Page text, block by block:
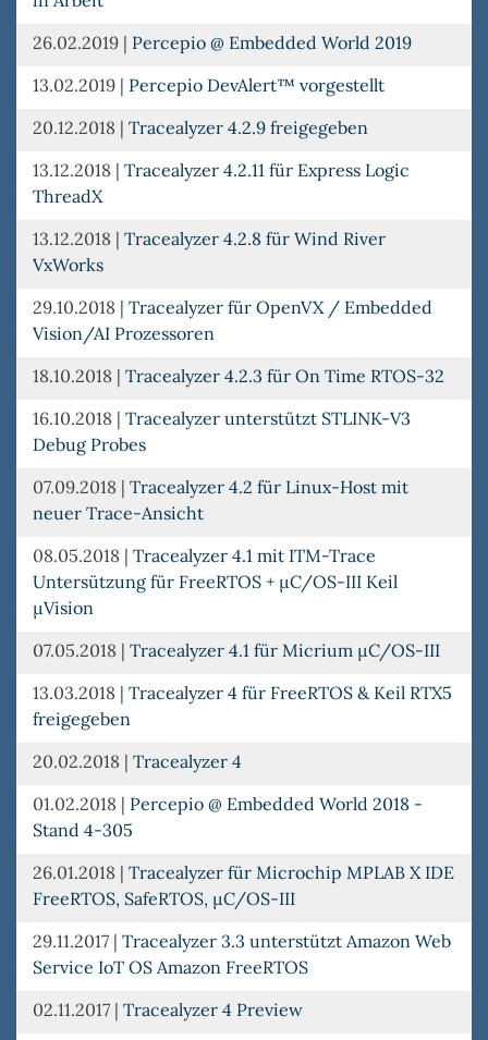
26.02.2019 | Percepio @ Embedded World 2019
13.02.2019 | Percepio DevAlert™ vorgestellt
20.12.2018 | Tracealyzer 4.2.9 freigegeben
13.12.2018 | Tracealyzer 4.2.11 für Express Logic
ThreadX
13.12.2018 | Tracealyzer 4.2.8 für Wind River
VxWorks
29.10.2018 | Tracealyzer für OpenVX / Embedded
Vision/AI Prozessoren
18.10.2018 | Tracealyzer 4.2.3 für On Time RTOS-32
16.10.2018 | Tracealyzer unterstützt STLINK-V3
Debug Probes
07.09.2018 | Tracealyzer 4.2 für Linux-Host mit
neuer Trace-Ansicht
08.05.2018 | Tracealyzer 4.1 mit ITM-Trace
Untersützung für FreeRTOS + µC/OS-III Keil
µVision
07.05.2018 | Tracealyzer 4.1 für Micrium µC/OS-III
13.03.2018 | Tracealyzer 4 für FreeRTOS & Keil RTX5
freigegeben
20.02.2018 | Tracealyzer 4
01.02.2018 | Percepio @ Embedded World 2018 -
Stand 4-305
26.01.2018 | Tracealyzer für Microchip MPLAB X IDE
FreeRTOS, SafeRTOS, µC/OS-III
29.11.2017 | Tracealyzer 3.3 unterstützt Amazon Web
Service IoT OS Amazon FreeRTOS
02.11.2017 | Tracealyzer 4 Preview